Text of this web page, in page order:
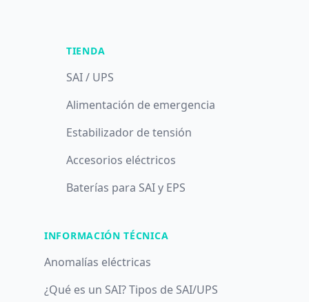
TIENDA
SAI / UPS
Alimentación de emergencia
Estabilizador de tensión
Accesorios eléctricos
Baterías para SAI y EPS
INFORMACIÓN TÉCNICA
Anomalías eléctricas
¿Qué es un SAI? Tipos de SAI/UPS